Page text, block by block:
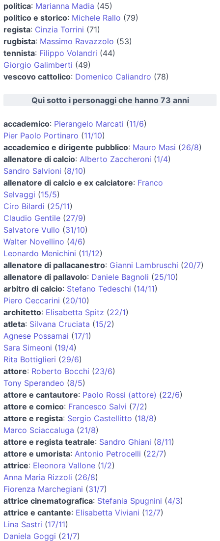
politica: Marianna Madia (45)
politico e storico: Michele Rallo (79)
regista: Cinzia Torrini (71)
rugbista: Massimo Ravazzolo (53)
tennista: Filippo Volandri (44)
Giorgio Galimberti (49)
vescovo cattolico: Domenico Caliandro (78)
Qui sotto i personaggi che hanno 73 anni
accademico: Pierangelo Marcati (11/6)
Pier Paolo Portinaro (11/10)
accademico e dirigente pubblico: Mauro Masi (26/8)
allenatore di calcio: Alberto Zaccheroni (1/4)
Sandro Salvioni (8/10)
allenatore di calcio e ex calciatore: Franco
Selvaggi (15/5)
Ciro Bilardi (25/11)
Claudio Gentile (27/9)
Salvatore Vullo (31/10)
Walter Novellino (4/6)
Leonardo Menichini (11/12)
allenatore di pallacanestro: Gianni Lambruschi (20/7)
allenatore di pallavolo: Daniele Bagnoli (25/10)
arbitro di calcio: Stefano Tedeschi (14/11)
Piero Ceccarini (20/10)
architetto: Elisabetta Spitz (22/1)
atleta: Silvana Cruciata (15/2)
Agnese Possamai (17/1)
Sara Simeoni (19/4)
Rita Bottiglieri (29/6)
attore: Roberto Bocchi (23/6)
Tony Sperandeo (8/5)
attore e cantautore: Paolo Rossi (attore) (22/6)
attore e comico: Francesco Salvi (7/2)
attore e regista: Sergio Castellitto (18/8)
Marco Sciaccaluga (21/8)
attore e regista teatrale: Sandro Ghiani (8/11)
attore e umorista: Antonio Petrocelli (22/7)
attrice: Eleonora Vallone (1/2)
Anna Maria Rizzoli (26/8)
Fiorenza Marchegiani (31/7)
attrice cinematografica: Stefania Spugnini (4/3)
attrice e cantante: Elisabetta Viviani (12/7)
Lina Sastri (17/11)
Daniela Goggi (21/7)